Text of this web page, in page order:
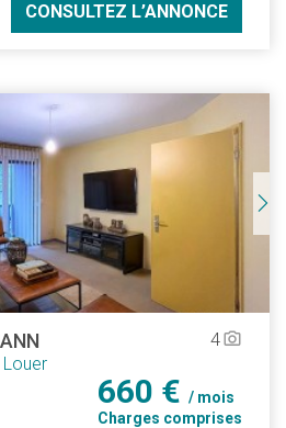
CONSULTEZ L’ANNONCE
Louer
4camera_alt
660 € / mois
Charges comprises